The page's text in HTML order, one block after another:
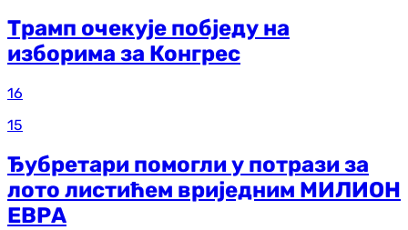
Трамп очекује побједу на
изборима за Конгрес
16
15
Ђубретари помогли у потрази за
лото листићем вриједним МИЛИОН
ЕВРА